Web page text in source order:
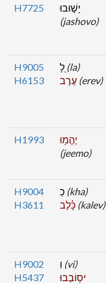
H7725
יָשׁ֣וּבוּ
(jashovo)
H9005
H6153
(la)
(erev)
H1993
יֶהֱמ֥וּ
(jeemo)
H9004
H3611
(kha)
(kalev)
H9002
H5437
(vi)
יס֥וֹבְבוּ